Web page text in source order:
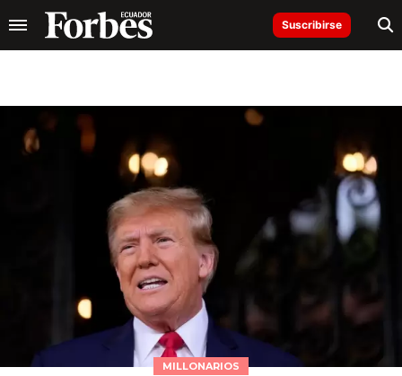
Suscribirse
MILLONARIOS